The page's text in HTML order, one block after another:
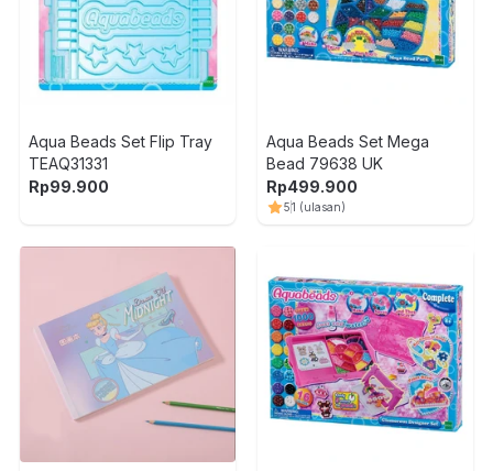
Aqua Beads Set Flip Tray
TEAQ31331
Rp99.900
Aqua Beads Set Mega
Bead 79638 UK
Rp499.900
51 (ulasan)